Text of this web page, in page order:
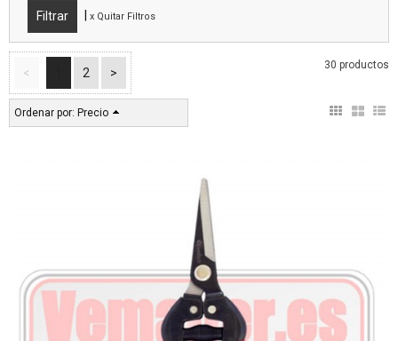
x Quitar Filtros
< 2 >
30 productos
Ordenar por: Precio